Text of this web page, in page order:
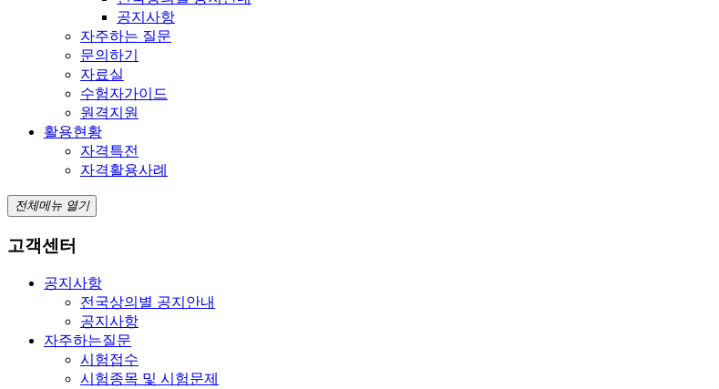
공지사항
자주하는 질문
문의하기
자료실
수험자가이드
원격지원
활용현황
자격특전
자격활용사례
전체메뉴 열기
고객센터
공지사항
전국상의별 공지안내
공지사항
자주하는질문
시험접수
시험종목 및 시험문제